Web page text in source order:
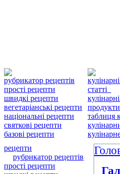
рубрикатор рецептів
прості рецепти
швидкі рецепти
вегетаріанські рецепти
національні рецепти
святкові рецепти
базові рецепти
статті
таблиця
рецепти
рубрикатор рецептів
прості рецепти